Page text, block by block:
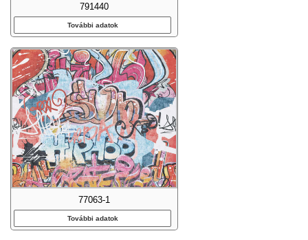
791440
További adatok
77063-1
További adatok